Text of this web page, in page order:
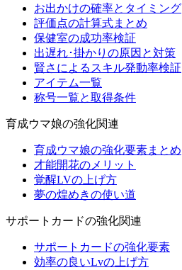
お出かけの確率とタイミング
評価点の計算式まとめ
保健室の成功率検証
出遅れ･掛かりの原因と対策
賢さによるスキル発動率検証
アイテム一覧
称号一覧と取得条件
育成ウマ娘の強化関連
育成ウマ娘の強化要素まとめ
才能開花のメリット
覚醒LVの上げ方
夢の煌めきの使い道
サポートカードの強化関連
サポートカードの強化要素
効率の良いLvの上げ方